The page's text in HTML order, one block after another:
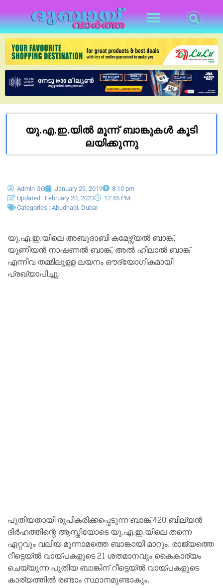
യു.എ.ഇ.യിൽ മൂന്ന് ബാങ്കുകൾ കൂടി
ലയിക്കുന്നു
Admin GG January 29, 2019
8:10 pm
Updated : February 20, 2023
12:45 PM
Categories : Abudhabi Dubai
യു.എ.ഇ.യിലെ അബുദാബി കമേഴ്സ്യൽ ബാങ്ക്,
യൂണിയൻ നാഷണൽ ബാങ്ക്, അൽ ഹിലാൽ ബാങ്ക്
എന്നിവ തമ്മിലുള്ള ലയനം ഔദ്യോഗികമായി
പ്രഖ്യാപിച്ചു.
പുതിയതായി രൂപീകരിക്കപ്പെടുന്ന ബാങ്ക് 420 ബില്യൻ
ദിർഹത്തിന്റെ ആസ്തിയോടെ യു.എ.ഇ.യിലെ തന്നെ
ഏറ്റവും വലിയ മൂന്നാമത്തെ ബാങ്കായി മാറും. രാജ്യത്തെ
റീട്ടെയ്ൽ വായ്പകളുടെ 21 ശതമാനവും കൈകാര്യം
ചെയ്യുന്ന പുതിയ ബാങ്കിന് റീട്ടെയ്ൽ വായ്പകളുടെ
കാര്യത്തിൽ രണ്ടാം സ്ഥാനമുണ്ടാകും.